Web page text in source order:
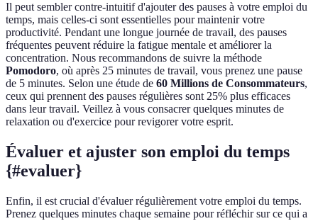
Il peut sembler contre-intuitif d'ajouter des pauses à votre emploi du
temps, mais celles-ci sont essentielles pour maintenir votre
productivité. Pendant une longue journée de travail, des pauses
fréquentes peuvent réduire la fatigue mentale et améliorer la
concentration. Nous recommandons de suivre la méthode
Pomodoro, où après 25 minutes de travail, vous prenez une pause
de 5 minutes. Selon une étude de 60 Millions de Consommateurs,
ceux qui prennent des pauses régulières sont 25% plus efficaces
dans leur travail. Veillez à vous consacrer quelques minutes de
relaxation ou d'exercice pour revigorer votre esprit.
Évaluer et ajuster son emploi du temps
{#evaluer}
Enfin, il est crucial d'évaluer régulièrement votre emploi du temps.
Prenez quelques minutes chaque semaine pour réfléchir sur ce qui a